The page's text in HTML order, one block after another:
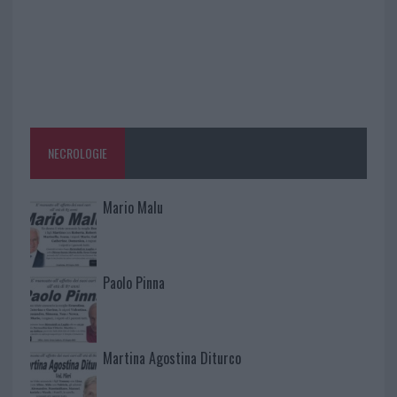
NECROLOGIE
Mario Malu
Paolo Pinna
Martina Agostina Diturco